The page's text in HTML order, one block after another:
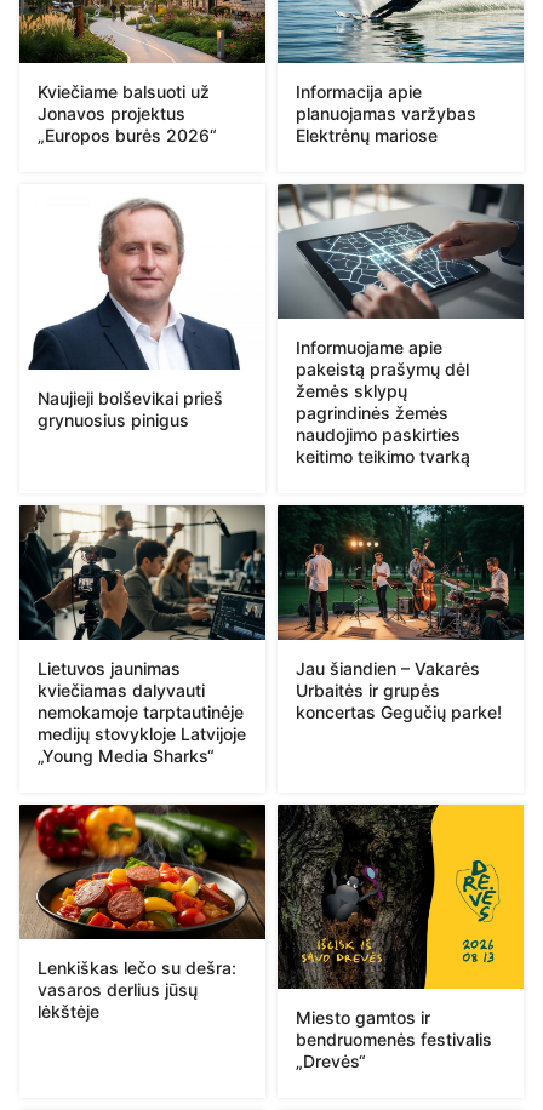
Kviečiame balsuoti už
Jonavos projektus
„Europos burės 2026“
Informacija apie
planuojamas varžybas
Elektrėnų mariose
Naujieji bolševikai prieš
grynuosius pinigus
Informuojame apie
pakeistą prašymų dėl
žemės sklypų
pagrindinės žemės
naudojimo paskirties
keitimo teikimo tvarką
Lietuvos jaunimas
kviečiamas dalyvauti
nemokamoje tarptautinėje
medijų stovykloje Latvijoje
„Young Media Sharks“
Jau šiandien – Vakarės
Urbaitės ir grupės
koncertas Gegučių parke!
Lenkiškas lečo su dešra:
vasaros derlius jūsų
lėkštėje
Miesto gamtos ir
bendruomenės festivalis
„Drevės“